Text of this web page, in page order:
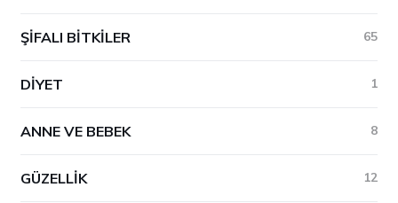
ŞIFALI BITKILER 65
DIYET 1
ANNE VE BEBEK 8
GÜZELLIK 12